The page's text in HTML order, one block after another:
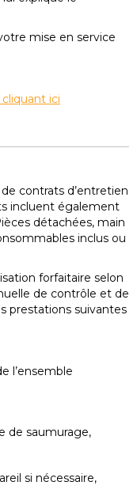
mise en service
cliquant ici
contrats d’entretien
incluent également
détachées, main
inclus ou
forfaitaire selon
de contrôle et de
prestations suivantes
l’ensemble
de saumurage,
si nécessaire,